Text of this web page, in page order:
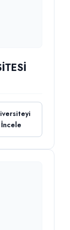
İncele